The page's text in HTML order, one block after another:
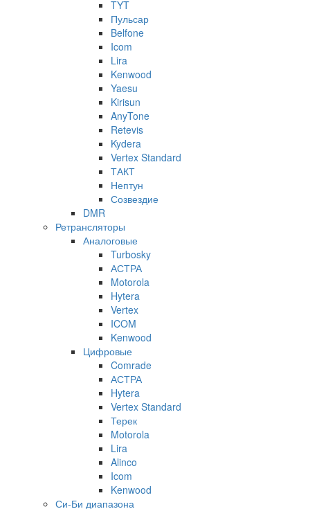
TYT
Пульсар
Belfone
Icom
Lira
Kenwood
Yaesu
Kirisun
AnyTone
Retevis
Kydera
Vertex Standard
ТАКТ
Нептун
Созвездие
DMR
Ретрансляторы
Аналоговые
Turbosky
АСТРА
Motorola
Hytera
Vertex
ICOM
Kenwood
Цифровые
Comrade
АСТРА
Hytera
Vertex Standard
Терек
Motorola
Lira
Alinco
Icom
Kenwood
Си-Би диапазона